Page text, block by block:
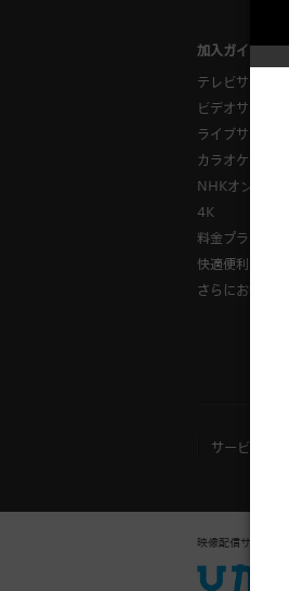
加入ガイド
テレビサービス
ビデオサービス
ライブサービス
カラオケサービ
NHKオンデマン
4K
料金プラントッ
快適便利に
さらにお得
サービスご利
映像配信サービス